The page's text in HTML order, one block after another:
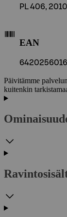
PL 406,
EAN
Päivitämme
kuitenkin